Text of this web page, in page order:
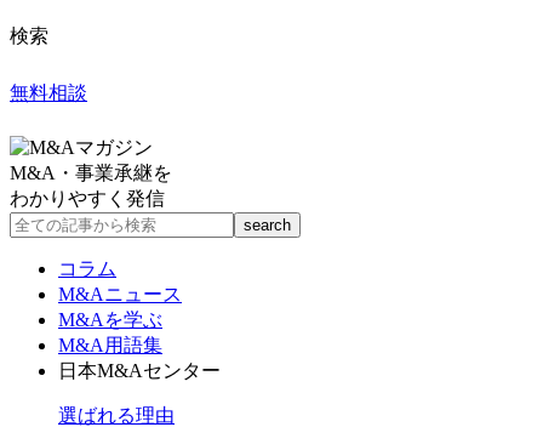
検索
無料相談
M&A・事業承継を
わかりやすく発信
コラム
M&Aニュース
M&Aを学ぶ
M&A用語集
日本M&Aセンター
選ばれる理由